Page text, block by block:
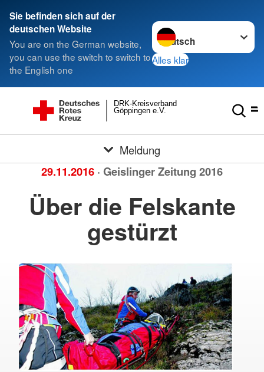
Sie befinden sich auf der
deutschen Website
You are on the German website,
you can use the switch to switch to
the English one
Sprache wechseln zu
Alles klar
Göppingen e.V.
DRK-Kreisverband
Meldung
29.11.2016 · Geislinger Zeitung 2016
Über die Felskante
gestürzt